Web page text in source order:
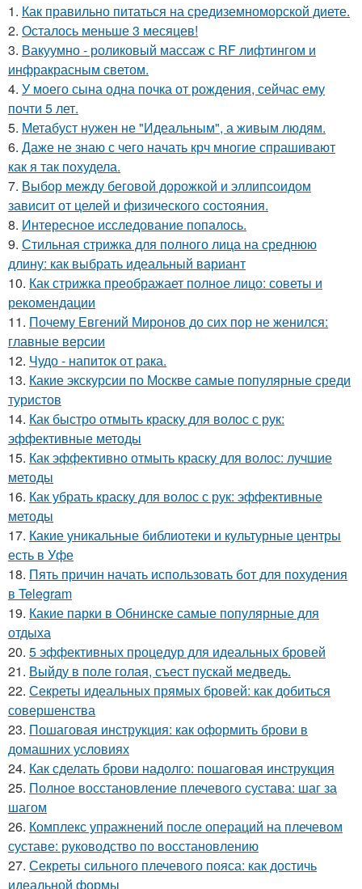
1. Как правильно питаться на средиземноморской диете.
2. Осталось меньше 3 месяцев!
3. Вакуумно - роликовый массаж с RF лифтингом и
инфракрасным светом.
4. У моего сына одна почка от рождения, сейчас ему
почти 5 лет.
5. Метабуст нужен не "Идеальным", а живым людям.
6. Даже не знаю с чего начать крч многие спрашивают
как я так похудела.
7. Выбор между беговой дорожкой и эллипсоидом
зависит от целей и физического состояния.
8. Интересное исследование попалось.
9. Стильная стрижка для полного лица на среднюю
длину: как выбрать идеальный вариант
10. Как стрижка преображает полное лицо: советы и
рекомендации
11. Почему Евгений Миронов до сих пор не женился:
главные версии
12. Чудо - напиток от рака.
13. Какие экскурсии по Москве самые популярные среди
туристов
14. Как быстро отмыть краску для волос с рук:
эффективные методы
15. Как эффективно отмыть краску для волос: лучшие
методы
16. Как убрать краску для волос с рук: эффективные
методы
17. Какие уникальные библиотеки и культурные центры
есть в Уфе
18. Пять причин начать использовать бот для похудения
в Telegram
19. Какие парки в Обнинске самые популярные для
отдыха
20. 5 эффективных процедур для идеальных бровей
21. Выйду в поле голая, съест пускай медведь.
22. Секреты идеальных прямых бровей: как добиться
совершенства
23. Пошаговая инструкция: как оформить брови в
домашних условиях
24. Как сделать брови надолго: пошаговая инструкция
25. Полное восстановление плечевого сустава: шаг за
шагом
26. Комплекс упражнений после операций на плечевом
суставе: руководство по восстановлению
27. Секреты сильного плечевого пояса: как достичь
идеальной формы